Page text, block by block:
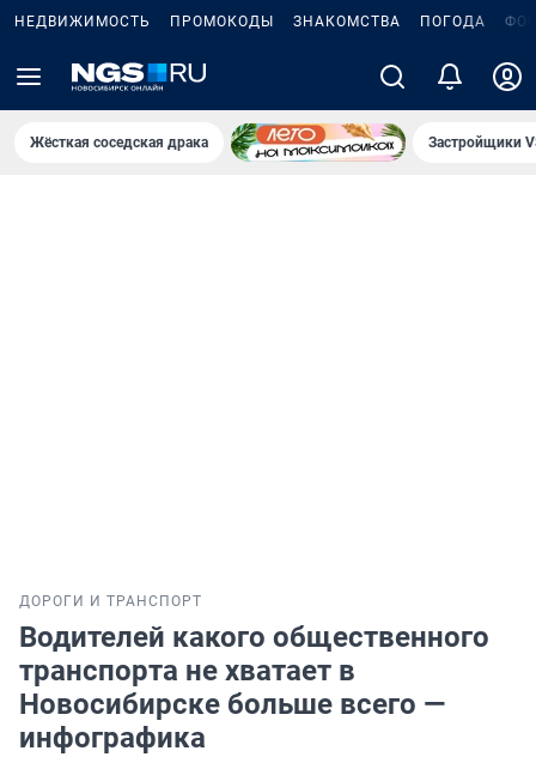
НЕДВИЖИМОСТЬ ПРОМОКОДЫ ЗНАКОМСТВА ПОГОДА
Жёсткая соседская драка Застройщики
ДОРОГИ И ТРАНСПОРТ
Водителей какого общественного
транспорта не хватает в
Новосибирске больше всего —
инфографика